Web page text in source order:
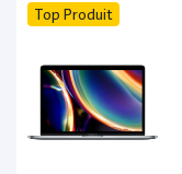
Top Produit